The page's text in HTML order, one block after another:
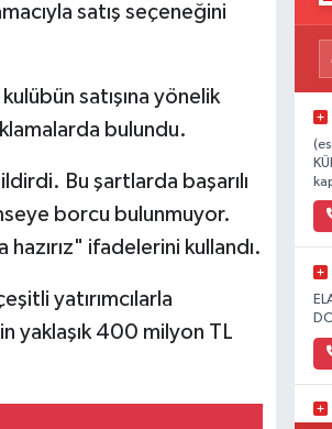
satış seçeneğini
satışına yönelik
bulundu.
Bu şartlarda başarılı
borcu bulunmuyor.
ifadelerini kullandı.
yatırımcılarla
yaklaşık 400 milyon TL